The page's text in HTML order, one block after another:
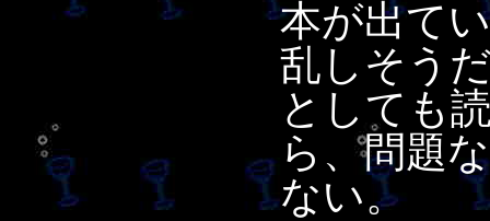
本が出て
乱しそう
としても
ら、問題
ない。